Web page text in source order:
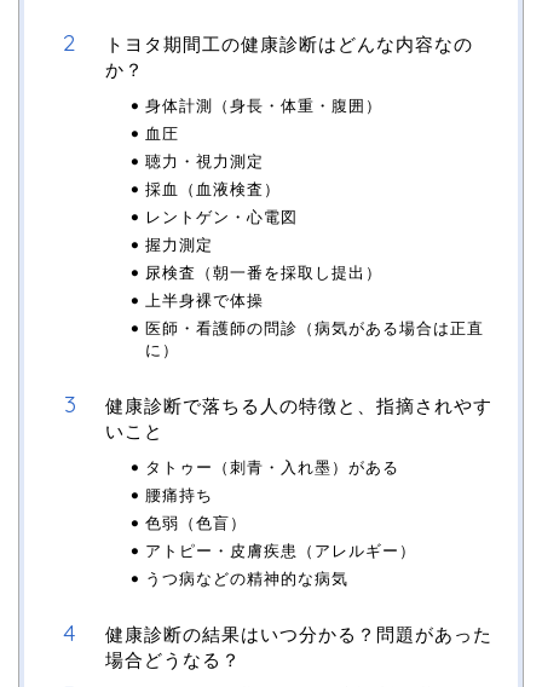
トヨタ期間工の健康診断はどんな内容なの
か？
身体計測（身長・体重・腹囲）
血圧
聴力・視力測定
採血（血液検査）
レントゲン・心電図
握力測定
尿検査（朝一番を採取し提出）
上半身裸で体操
医師・看護師の問診（病気がある場合は正直
に）
健康診断で落ちる人の特徴と、指摘されやす
いこと
タトゥー（刺青・入れ墨）がある
腰痛持ち
色弱（色盲）
アトピー・皮膚疾患（アレルギー）
うつ病などの精神的な病気
健康診断の結果はいつ分かる？問題があった
場合どうなる？